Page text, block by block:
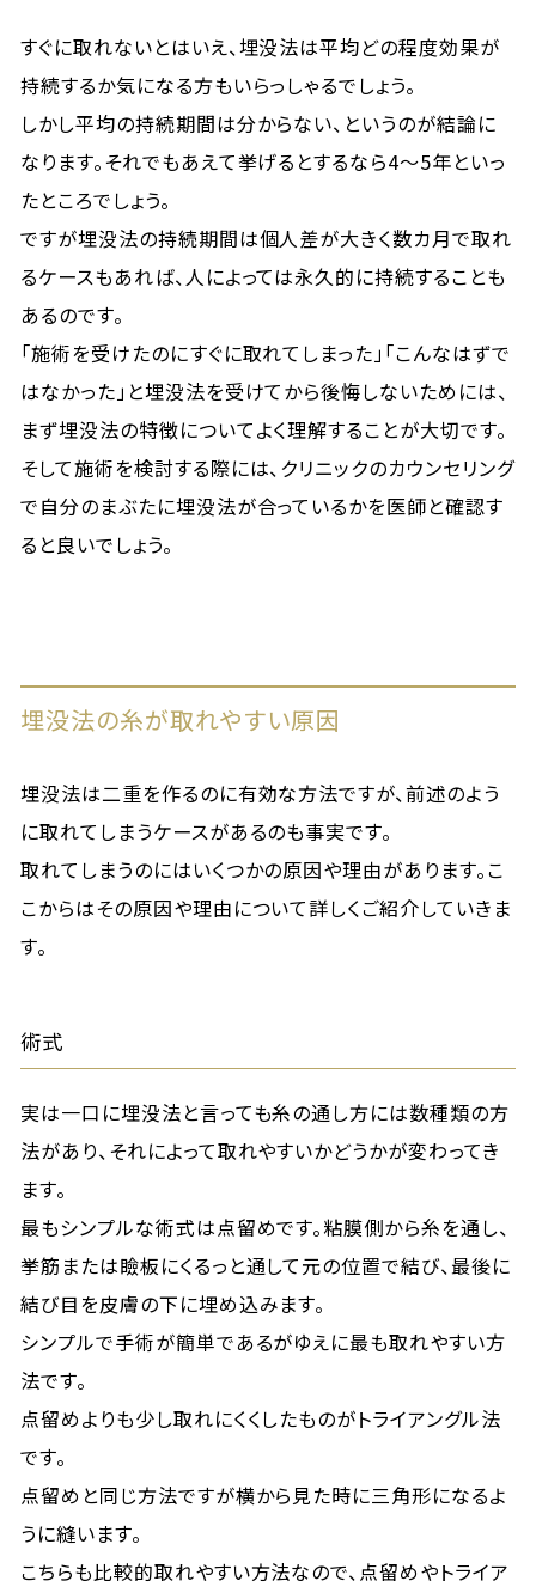
すぐに取れないとはいえ、埋没法は平均どの程度効果が
持続するか気になる方もいらっしゃるでしょう。
しかし平均の持続期間は分からない、というのが結論に
なります。それでもあえて挙げるとするなら4～5年といっ
たところでしょう。
ですが埋没法の持続期間は個人差が大きく数カ月で取れ
るケースもあれば、人によっては永久的に持続することも
あるのです。
「施術を受けたのにすぐに取れてしまった」「こんなはずで
はなかった」と埋没法を受けてから後悔しないためには、
まず埋没法の特徴についてよく理解することが大切です。
そして施術を検討する際には、クリニックのカウンセリング
で自分のまぶたに埋没法が合っているかを医師と確認す
ると良いでしょう。
埋没法の糸が取れやすい原因
埋没法は二重を作るのに有効な方法ですが、前述のよう
に取れてしまうケースがあるのも事実です。
取れてしまうのにはいくつかの原因や理由があります。こ
こからはその原因や理由について詳しくご紹介していきま
す。
術式
実は一口に埋没法と言っても糸の通し方には数種類の方
法があり、それによって取れやすいかどうかが変わってき
ます。
最もシンプルな術式は点留めです。粘膜側から糸を通し、
挙筋または瞼板にくるっと通して元の位置で結び、最後に
結び目を皮膚の下に埋め込みます。
シンプルで手術が簡単であるがゆえに最も取れやすい方
法です。
点留めよりも少し取れにくくしたものがトライアングル法
です。
点留めと同じ方法ですが横から見た時に三角形になるよ
うに縫います。
こちらも比較的取れやすい方法なので、点留めやトライア